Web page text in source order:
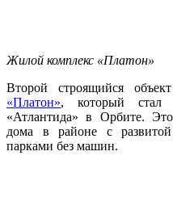
Жилой комплекс «Платон»
Второй строящийся
«Платон», который стал
«Атлантида» в Орбите.
дома в районе с
парками без машин.